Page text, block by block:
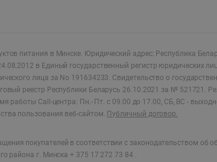
питания в Минске. Юридический адрес: Республика
в Единый государственный регистр юридических
лица за No 191634233. Свидетельство о
реестр Республики Беларусь 26.10.2021 за № 521721.
работы Call-центра: Пн.- Пт. с 09.00 до 17.00, СБ, ВС -
пользования веб-сайтом. Публичный договор.
покупателей в соответствии с законодательством об
района г. Минска + 375 17 272 73 84 .